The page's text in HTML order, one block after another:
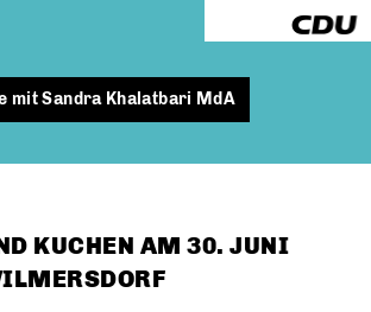
mit Sandra Khalatbari MdA
KUCHEN AM 30. JUNI